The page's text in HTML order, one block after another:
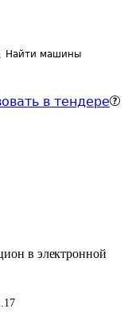
Найти машины
в тендере
в электронной